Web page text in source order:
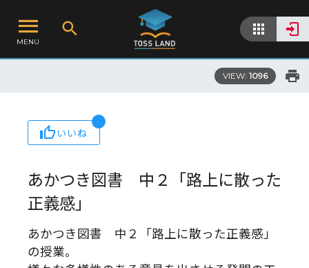
MENU
VIEW: 1096
いいね
あかつき図書 中２「路上に散った
正義感」
あかつき図書 中２「路上に散った正義感」
の授業。